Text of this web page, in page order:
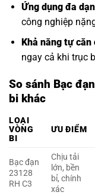
Ứng dụng đa
công nghiệp
Khả năng tự căn
ngay cả khi trục
So sánh Bạc
bi khác
LOẠI
VÒNG
BI
ƯU ĐIỂM
Bạc đạn
23128
RH C3
Chịu tải
lớn, bền
bỉ, chính
xác